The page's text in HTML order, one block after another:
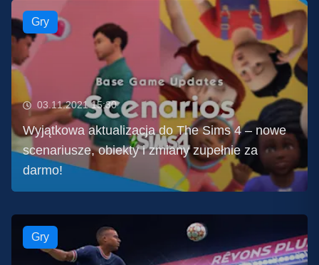
Gry
03.11.2021 15:30
Wyjątkowa aktualizacja do The Sims 4 – nowe
scenariusze, obiekty i zmiany zupełnie za
darmo!
Gry